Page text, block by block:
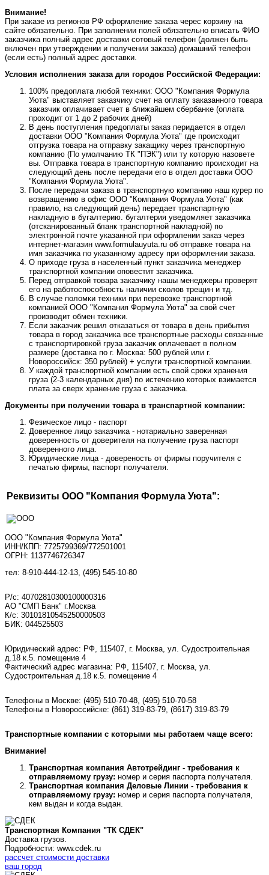
Внимание!
При заказе из регионов РФ оформление заказа черес корзину на
сайте обязательно. При заполнении полей обязательно вписать ФИО
заказчика полный адрес доставки сотовый телефон (должен быть
включен при утверждении и получении заказа) домашний телефон
(если есть) полный адрес доставки.
Условия исполнения заказа для городов Российской Федерации:
100% предоплата любой техники: ООО "Компания Формула
Уюта" выставляет заказчику счет на оплату заказанного товара
заказчик оплачивает счет в ближайшем сбербанке (оплата
проходит от 1 до 2 рабочих дней)
В день поступления предоплаты заказ перидается в отдел
доставки ООО "Компания Формула Уюта" где происходит
отгрузка товара на отправку закащику через транспортную
компанию (По умолчанию ТК "ПЭК") или ту которую назовете
вы. Отправка товара в транспортную компанию происходит на
следующий день после передачи его в отдел доставки ООО
"Компания Формула Уюта".
После передачи заказа в транспортную компанию наш курер по
возвращению в офис ООО "Компания Формула Уюта" (как
правило, на следующий день) передает транспартную
накладную в бугалтерию. бугалтерия уведомляет заказчика
(отсканированный бланк транспортной накладной) по
электронной почте указанной при оформлении заказ через
интернет-магазин www.formulauyuta.ru об отправке товара на
имя заказчика по указанному адресу при оформлении заказа.
О приходе груза в населенный пункт заказчика менеджер
транспортной компании оповестит заказчика.
Перед отправкой товара заказчику нашы менеджеры проверят
его на работоспособность наличии сколов трещин и тд.
В случае поломки техники при перевозке транспортной
компанией ООО "Компания Формула Уюта" за свой счет
производит обмен техники.
Если заказчик решил отказаться от товара в день прибытия
товара в город заказчика все транспортные расходы связанные
с транспортировкой груза заказчик оплачевает в полном
размере (доставка по г. Москва: 500 рублей или г.
Новороссийск: 350 рублей) + услуги транспортной компании.
У каждой транспортной компании есть свой сроки хранения
груза (2-3 календарных дня) по истечению которых взимается
плата за сверх хранение груза с заказчика.
Документы при получении товара в транспартной компании:
Фезическое лицо - паспорт
Доверенное лицо заказчика - нотариально заверенная
доверенность от доверителя на получение груза паспорт
доверенного лица.
Юридические лица - довереность от фирмы поручителя с
печатью фирмы, паспорт получателя.
Реквизиты ООО "Компания Формула Уюта":
ООО "Компания Формула Уюта"
ИНН/КПП: 7725799369/772501001
ОГРН: 1137746726347
тел: 8-910-444-12-13, (495) 545-10-80
Р/с: 40702810300100000316
АО "СМП Банк" г.Москва
К/с: 30101810545250000503
БИК: 044525503
Юридический адрес: РФ, 115407, г. Москва, ул. Судостроительная
д.18 к.5. помещение 4
Фактический адрес магазина: РФ, 115407, г. Москва, ул.
Судостроительная д.18 к.5. помещение 4
Телефоны в Москве: (495) 510-70-48 (495) 510-70-58
Телефоны в Новороссийске: (861) 319-83-79, (8617) 319-83-79
Транспортные компании с которыми мы работаем чаще всего:
Внимание!
Транспортная компания Автотрейдинг - требования к
отправляемому грузу: номер и серия паспорта получателя.
Транспортная компания Деловые Линии - требования к
отправляемому грузу: номер и серия паспорта получателя,
кем выдан и когда выдан.
Транспортная Компания "ТК СДЕК"
Доставка грузов.
Подробности: www.cdek.ru
рассчет стоимости доставки
ваш город